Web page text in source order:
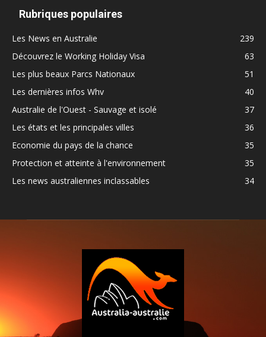
Rubriques populaires
Les News en Australie
239
Découvrez le Working Holiday Visa
63
Les plus beaux Parcs Nationaux
51
Les dernières infos Whv
40
Australie de l'Ouest - Sauvage et isolé
37
Les états et les principales villes
36
Economie du pays de la chance
35
Protection et atteinte à l'environnement
35
Les news australiennes inclassables
34